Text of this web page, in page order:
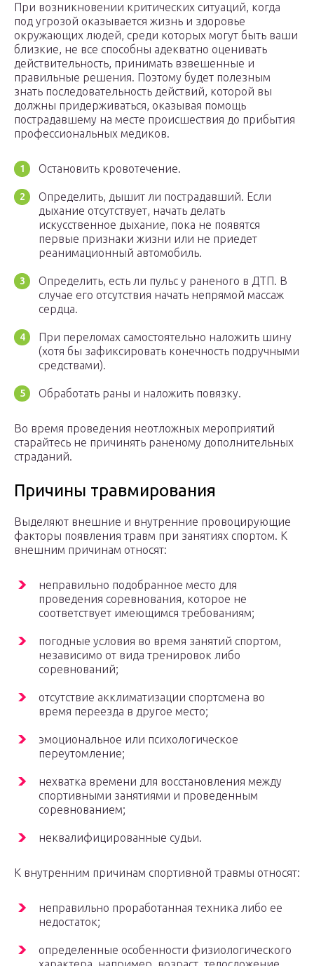
При возникновении критических ситуаций, когда
под угрозой оказывается жизнь и здоровье
окружающих людей, среди которых могут быть ваши
близкие, не все способны адекватно оценивать
действительность, принимать взвешенные и
правильные решения. Поэтому будет полезным
знать последовательность действий, которой вы
должны придерживаться, оказывая помощь
пострадавшему на месте происшествия до прибытия
профессиональных медиков.
Остановить кровотечение.
Определить, дышит ли пострадавший. Если
дыхание отсутствует, начать делать
искусственное дыхание, пока не появятся
первые признаки жизни или не приедет
реанимационный автомобиль.
Определить, есть ли пульс у раненого в ДТП. В
случае его отсутствия начать непрямой массаж
сердца.
При переломах самостоятельно наложить шину
(хотя бы зафиксировать конечность подручными
средствами).
Обработать раны и наложить повязку.
Во время проведения неотложных мероприятий
старайтесь не причинять раненому дополнительных
страданий.
Причины травмирования
Выделяют внешние и внутренние провоцирующие
факторы появления травм при занятиях спортом. К
внешним причинам относят:
неправильно подобранное место для
проведения соревнования, которое не
соответствует имеющимся требованиям;
погодные условия во время занятий спортом,
независимо от вида тренировок либо
соревнований;
отсутствие акклиматизации спортсмена во
время переезда в другое место;
эмоциональное или психологическое
переутомление;
нехватка времени для восстановления между
спортивными занятиями и проведенным
соревнованием;
неквалифицированные судьи.
К внутренним причинам спортивной травмы относят:
неправильно проработанная техника либо ее
недостаток;
определенные особенности физиологического